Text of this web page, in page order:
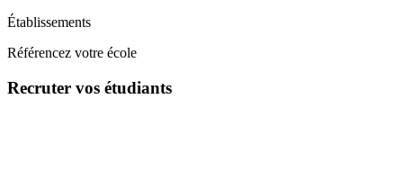
Établissements
Référencez votre école
Recruter vos étudiants